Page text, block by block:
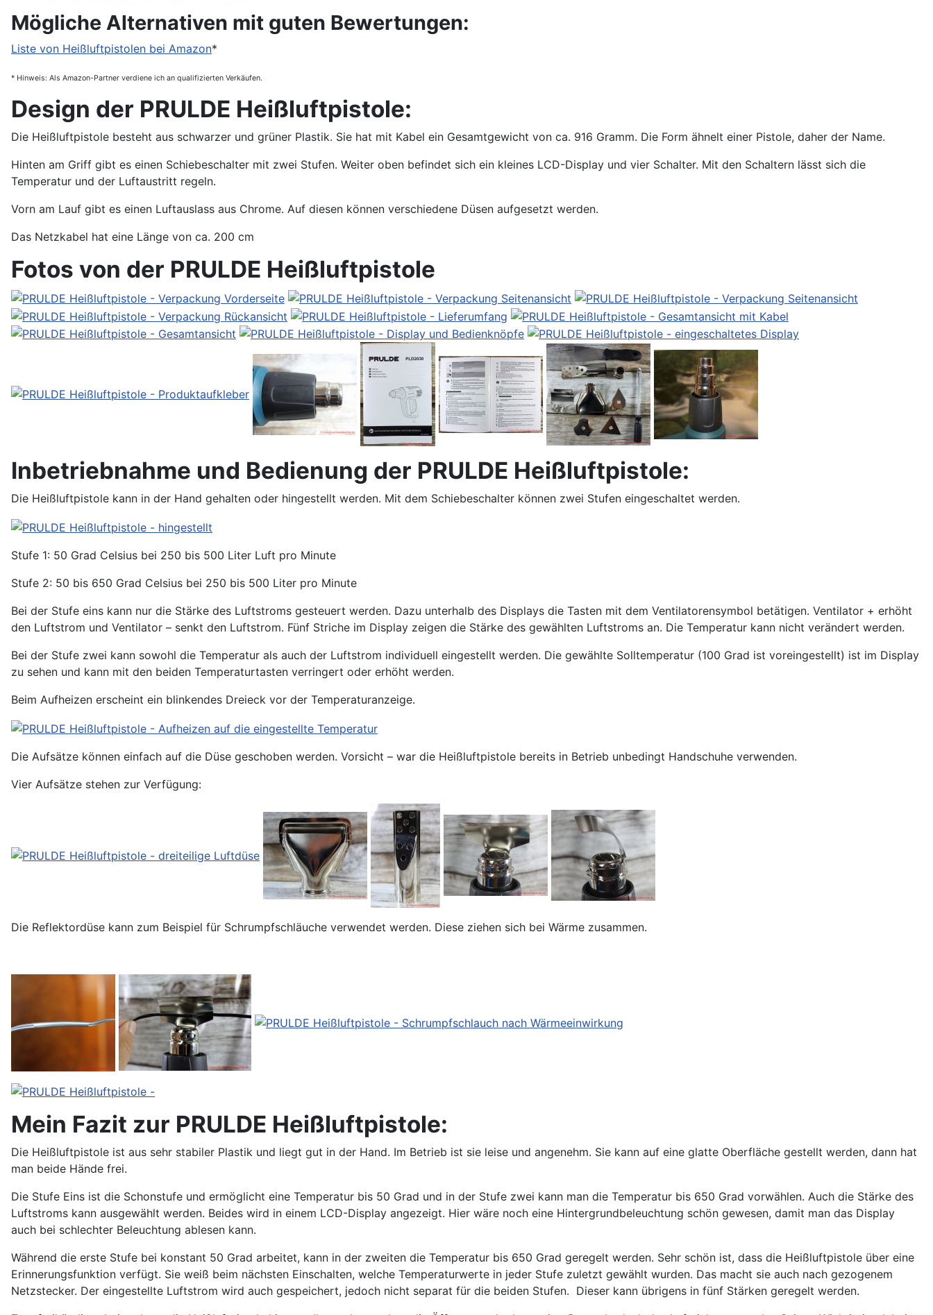
Mögliche Alternativen mit guten Bewertungen:
Liste von Heißluftpistolen bei Amazon*
* Hinweis: Als Amazon-Partner verdiene ich an qualifizierten Verkäufen.
Design der PRULDE Heißluftpistole:
Die Heißluftpistole besteht aus schwarzer und grüner Plastik. Sie hat mit Kabel ein Gesamtgewicht von ca. 916 Gramm. Die Form ähnelt einer Pistole, daher der Name.
Hinten am Griff gibt es einen Schiebeschalter mit zwei Stufen. Weiter oben befindet sich ein kleines LCD-Display und vier Schalter. Mit den Schaltern lässt sich die
Temperatur und der Luftaustritt regeln.
Vorn am Lauf gibt es einen Luftauslass aus Chrome. Auf diesen können verschiedene Düsen aufgesetzt werden.
Das Netzkabel hat eine Länge von ca. 200 cm
Fotos von der PRULDE Heißluftpistole
Inbetriebnahme und Bedienung der PRULDE Heißluftpistole:
Die Heißluftpistole kann in der Hand gehalten oder hingestellt werden. Mit dem Schiebeschalter können zwei Stufen eingeschaltet werden.
Stufe 1: 50 Grad Celsius bei 250 bis 500 Liter Luft pro Minute
Stufe 2: 50 bis 650 Grad Celsius bei 250 bis 500 Liter pro Minute
Bei der Stufe eins kann nur die Stärke des Luftstroms gesteuert werden. Dazu unterhalb des Displays die Tasten mit dem Ventilatorensymbol betätigen. Ventilator + erhöht
den Luftstrom und Ventilator – senkt den Luftstrom. Fünf Striche im Display zeigen die Stärke des gewählten Luftstroms an. Die Temperatur kann nicht verändert werden.
Bei der Stufe zwei kann sowohl die Temperatur als auch der Luftstrom individuell eingestellt werden. Die gewählte Solltemperatur (100 Grad ist voreingestellt) ist im Display
zu sehen und kann mit den beiden Temperaturtasten verringert oder erhöht werden.
Beim Aufheizen erscheint ein blinkendes Dreieck vor der Temperaturanzeige.
Die Aufsätze können einfach auf die Düse geschoben werden. Vorsicht – war die Heißluftpistole bereits in Betrieb unbedingt Handschuhe verwenden.
Vier Aufsätze stehen zur Verfügung:
Die Reflektordüse kann zum Beispiel für Schrumpfschläuche verwendet werden. Diese ziehen sich bei Wärme zusammen.
Mein Fazit zur PRULDE Heißluftpistole:
Die Heißluftpistole ist aus sehr stabiler Plastik und liegt gut in der Hand. Im Betrieb ist sie leise und angenehm. Sie kann auf eine glatte Oberfläche gestellt werden, dann hat
man beide Hände frei.
Die Stufe Eins ist die Schonstufe und ermöglicht eine Temperatur bis 50 Grad und in der Stufe zwei kann man die Temperatur bis 650 Grad vorwählen. Auch die Stärke des
Luftstroms kann ausgewählt werden. Beides wird in einem LCD-Display angezeigt. Hier wäre noch eine Hintergrundbeleuchtung schön gewesen, damit man das Display
auch bei schlechter Beleuchtung ablesen kann.
Während die erste Stufe bei konstant 50 Grad arbeitet, kann in der zweiten die Temperatur bis 650 Grad geregelt werden. Sehr schön ist, dass die Heißluftpistole über eine
Erinnerungsfunktion verfügt. Sie weiß beim nächsten Einschalten, welche Temperaturwerte in jeder Stufe zuletzt gewählt wurden. Das macht sie auch nach gezogenem
Netzstecker. Der eingestellte Luftstrom wird auch gespeichert, jedoch nicht separat für die beiden Stufen. Dieser kann übrigens in fünf Stärken geregelt werden.